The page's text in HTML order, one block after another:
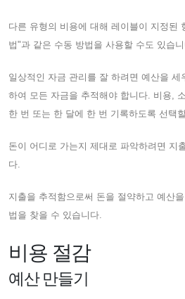
다른 유형의 비용에 대해 레이블이 지정된
법"과 같은 수동 방법을 사용할 수도 있습니
일상적인 자금 관리를 잘 하려면 예산을 세
하여 모든 자금을 추적해야 합니다. 비용,
한 번 또는 한 달에 한 번 기록하도록 선택
돈이 어디로 가는지 제대로 파악하려면 지
다.
지출을 추적함으로써 돈을 절약하고 예산
법을 찾을 수 있습니다.
비용 절감
예산 만들기